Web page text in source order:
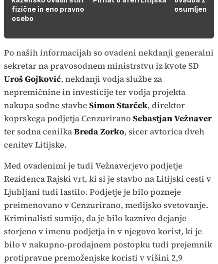
fizične in eno pravno
osebo
osumljence
Po naših informacijah so ovadeni nekdanji generalni
sekretar na pravosodnem ministrstvu iz kvote SD
Uroš Gojković, nekdanji vodja službe za
nepremičnine in investicije ter vodja projekta
nakupa sodne stavbeSimon Starček, direktor
koprskega podjetja CenzuriranoSebastjan Vežnaver
ter sodna cenilkaBreda Zorko, sicer avtorica dveh
cenitev Litijske.
Med ovadenimi je tudi Vežnaverjevo podjetje
Rezidenca Rajski vrt, ki si je stavbo na Litijski cesti v
Ljubljani tudi lastilo. Podjetje je bilo pozneje
preimenovano v Cenzurirano, medijsko svetovanje.
Kriminalisti sumijo, da je bilo kaznivo dejanje
storjeno v imenu podjetja in v njegovo korist, ki je
bilo v nakupno-prodajnem postopku tudi prejemnik
protipravne premoženjske koristi v višini 2,9